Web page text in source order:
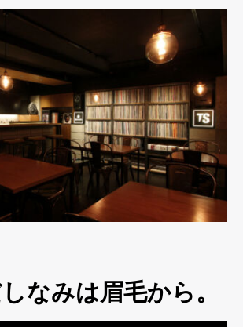
なみは眉毛から。